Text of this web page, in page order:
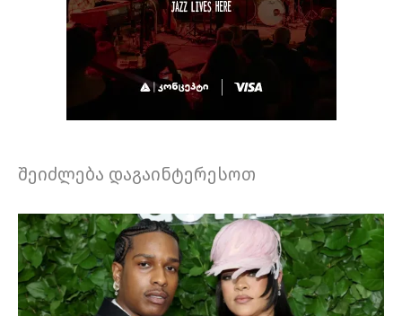
შეიძლება დაგაინტერესოთ